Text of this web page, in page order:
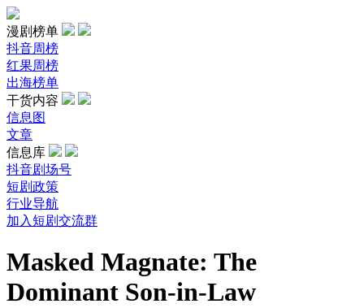
漫剧榜单
抖音周榜
红果周榜
出海榜单
干货内容
信息图
文章
信息库
抖音剧场号
短剧政策
行业导航
加入短剧交流群
Masked Magnate: The
Dominant Son-in-Law